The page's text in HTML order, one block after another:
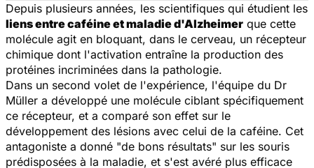
Depuis plusieurs années, les scientifiques qui étudient les
liens entre caféine et maladie d'Alzheimer que cette
molécule agit en bloquant, dans le cerveau, un récepteur
chimique dont l'activation entraîne la production des
protéines incriminées dans la pathologie.
Dans un second volet de l'expérience, l'équipe du Dr
Müller a développé une molécule ciblant spécifiquement
ce récepteur, et a comparé son effet sur le
développement des lésions avec celui de la caféine. Cet
antagoniste a donné "de bons résultats" sur les souris
prédisposées à la maladie, et s'est avéré plus efficace